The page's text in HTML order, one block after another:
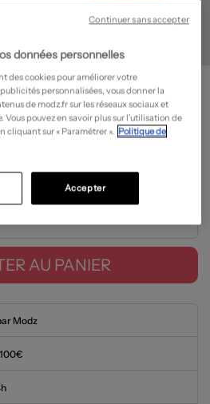
AU PANIER
Modz
données personnelles
des cookies pour améliorer votre
personnalisées, vous donner la
de modz.fr sur les réseaux sociaux et
Vous pouvez en savoir plus sur l’utilisation de
cliquant sur « Paramétrer ». Politique de
Accepter
Continuer sans accepter